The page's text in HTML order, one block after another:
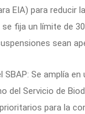
EIA) para
fija un límite de
sean
SBAP: Se amplía
del Servicio de
para la